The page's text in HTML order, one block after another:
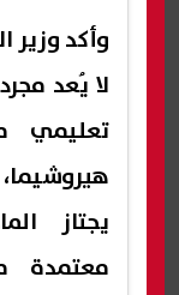
وأكد وزير
لا يُعد
تعليمي
يجتاز
معتمدة